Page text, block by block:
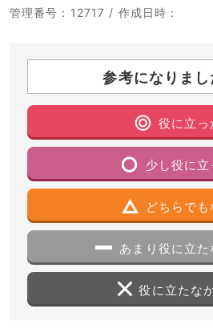
管理番号 ：12717 / 作成日時 ：
参考になりまし
役に立っ
少し役に立
どちらでも
あまり役に立た
役に立たな